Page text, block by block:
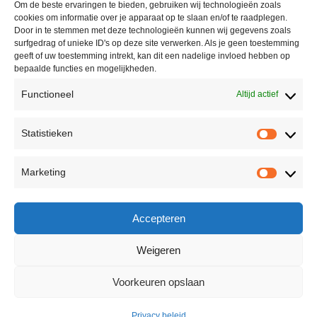
Om de beste ervaringen te bieden, gebruiken wij technologieën zoals
cookies om informatie over je apparaat op te slaan en/of te raadplegen.
Door in te stemmen met deze technologieën kunnen wij gegevens zoals
surfgedrag of unieke ID's op deze site verwerken. Als je geen toestemming
geeft of uw toestemming intrekt, kan dit een nadelige invloed hebben op
bepaalde functies en mogelijkheden.
Functioneel Altijd actief
Statistieken
Marketing
Accepteren
Weigeren
Voorkeuren opslaan
Peter Vergroesen
korenfestivaldenhaag@gmail.com